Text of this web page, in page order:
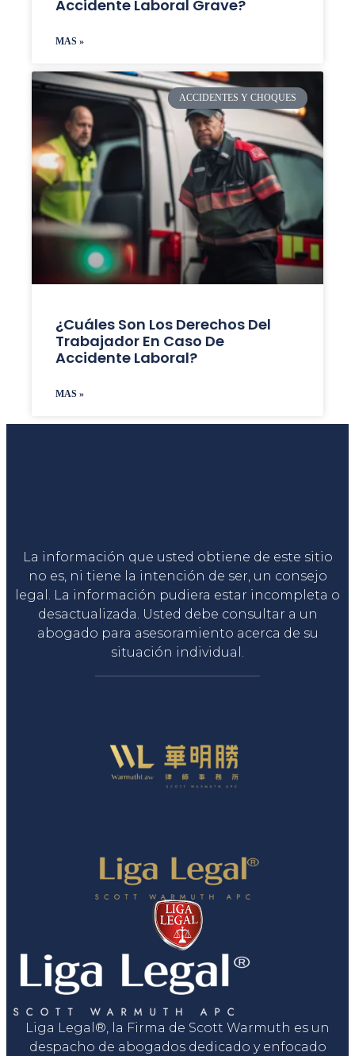
Accidente Laboral Grave?
MAS »
ACCIDENTES Y CHOQUES
¿Cuáles Son Los Derechos Del
Trabajador En Caso De
Accidente Laboral?
MAS »
La información que usted obtiene de este sitio
no es, ni tiene la intención de ser, un consejo
legal. La información pudiera estar incompleta o
desactualizada. Usted debe consultar a un
abogado para asesoramiento acerca de su
situación individual.
Liga Legal®, la Firma de Scott Warmuth es un
despacho de abogados dedicado y enfocado